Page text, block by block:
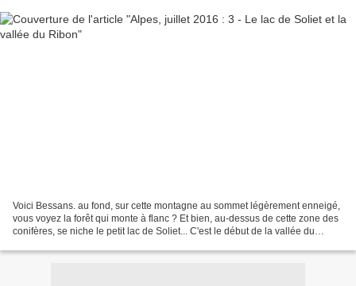
Voici Bessans. au fond, sur cette montagne au sommet légèrement enneigé,
vous voyez la forêt qui monte à flanc ? Et bien, au-dessus de cette zone des
conifères, se niche le petit lac de Soliet... C'est le début de la vallée du